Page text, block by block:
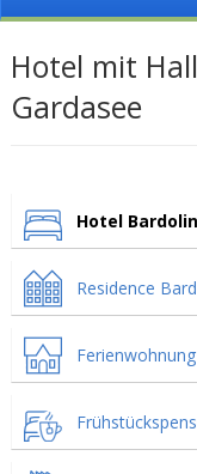
Hotel mit
Gardasee
Hotel
Residence